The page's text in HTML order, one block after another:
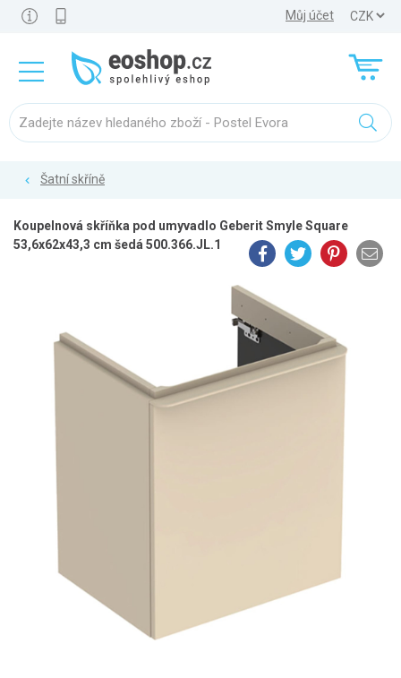
Můj účet
Šatní skříně
Koupelnová skříňka pod umyvadlo Geberit Smyle Square
53,6x62x43,3 cm šedá 500.366.JL.1